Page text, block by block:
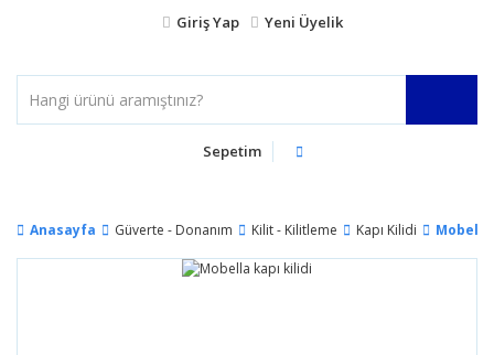
Giriş Yap Yeni Üyelik
Sepetim
Anasayfa Güverte - Donanım Kilit - Kilitleme Kapı Kilidi